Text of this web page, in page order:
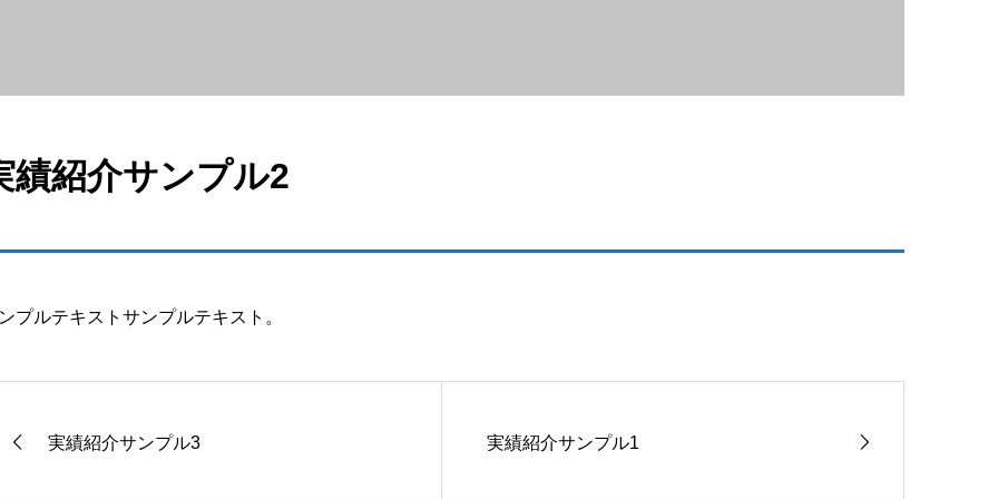
績紹介サンプル2
プルテキストサンプルテキスト。
実績紹介サンプル3 実績紹介サンプル1